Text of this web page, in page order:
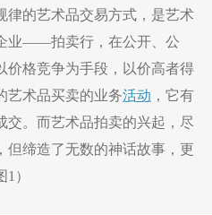
律的艺术品交易方式，是艺术
业——拍卖行，在公开、公
价格竞争为手段，以价高者得
艺术品买卖的业务活动 ，它有
交。而艺术品拍卖的兴起，尽
但缔造了无数的神话故事，更
）